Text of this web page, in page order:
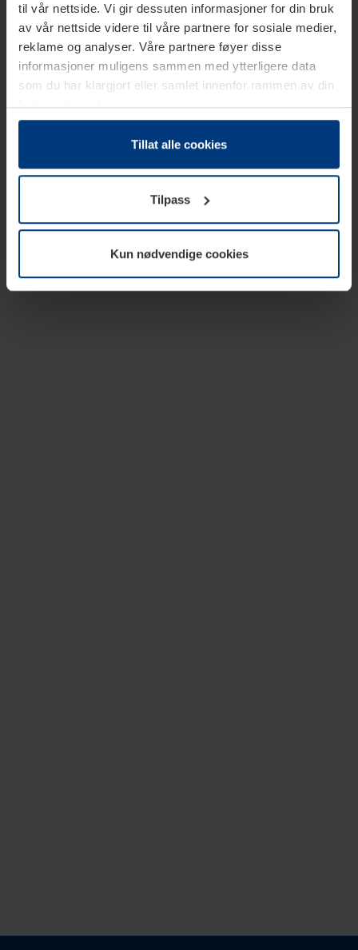
til vår nettside. Vi gir dessuten informasjoner for din bruk
av vår nettside videre til våre partnere for sosiale medier,
reklame og analyser. Våre partnere føyer disse
informasjoner muligens sammen med ytterligere data
som du har klargjort eller samlet innenfor rammen av din
bruk av tjenestene.
Etter loven kan vi lagre informasjonskapsler på din
datamaskin, hvis disse er absolutt nødvendig for drift av
trenger vi din tillatelse. Du kan når som helst endre eller
tilbakekalle ditt samtykke i forklaringen av
informasjonskapselen på sidenPersonvernerklæringpå
Tillat alle cookies
Tilpass
Kun nødvendige cookies